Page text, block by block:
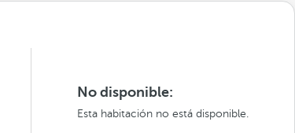
No disponible:
Esta habitación no está disponible.